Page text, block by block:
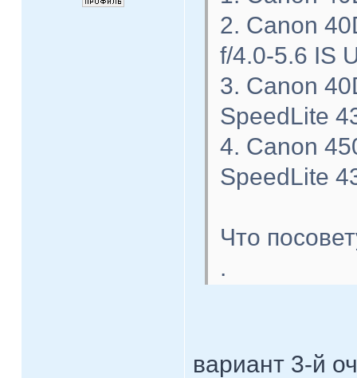
2. Canon
f/4.0-5.6 IS
3. Canon
SpeedLite
4. Canon
SpeedLite
Что
.
вариант 3-й